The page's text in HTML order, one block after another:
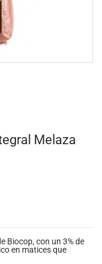
Melaza
Biocop, con un 3% de
en matices que